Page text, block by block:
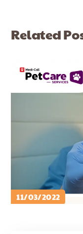
Related
11/03/2022